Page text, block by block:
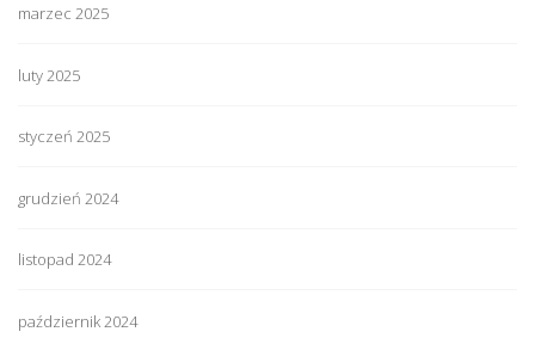
marzec 2025
luty 2025
styczeń 2025
grudzień 2024
listopad 2024
październik 2024